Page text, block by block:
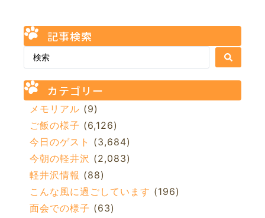
記事検索
カテゴリー
メモリアル (9)
ご飯の様子 (6,126)
今日のゲスト (3,684)
今朝の軽井沢 (2,083)
軽井沢情報 (88)
こんな風に過ごしています (196)
面会での様子 (63)